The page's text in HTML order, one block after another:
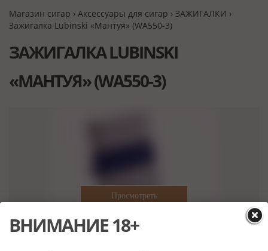
Магазин сигар › Аксессуары для сигар › ЗАЖИГАЛКИ ›
Зажигалка Lubinski «Мантуя» (WA550-3)
ЗАЖИГАЛКА LUBINSKI
«МАНТУЯ» (WA550-3)
ВНИМАНИЕ 18+